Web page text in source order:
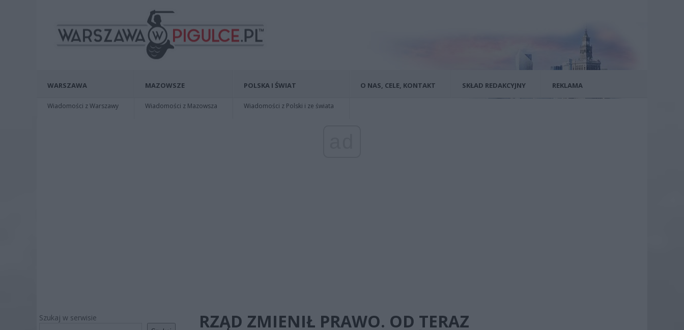
WARSZAWA
Wiadomości z Warszawy
MAZOWSZE
Wiadomości z Mazowsza
POLSKA I ŚWIAT
Wiadomości z Polski i ze świata
O NAS, CELE, KONTAKT SKŁAD REDAKCYJNY REKLAMA
Szukaj w serwisie
RZĄD ZMIENIŁ PRAWO. OD TERAZ